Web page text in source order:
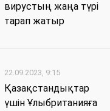
вирустың жаңа түрі
тарап жатыр
22.09.2023, 9:15
Қазақстандықтар
үшін Ұлыбританияға